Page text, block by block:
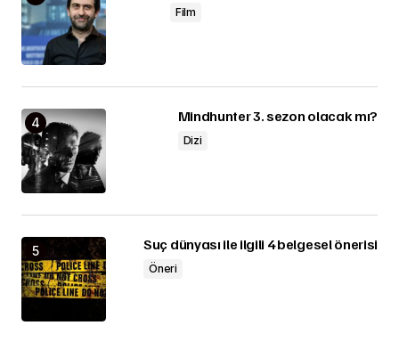
Film
Mindhunter 3. sezon olacak mı?
Dizi
Suç dünyası ile ilgili 4 belgesel önerisi
Öneri